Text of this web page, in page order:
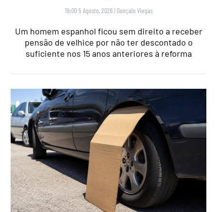
19:00 5 Agosto, 2026 | Gonçalo Viegas
Um homem espanhol ficou sem direito a receber
pensão de velhice por não ter descontado o
suficiente nos 15 anos anteriores à reforma